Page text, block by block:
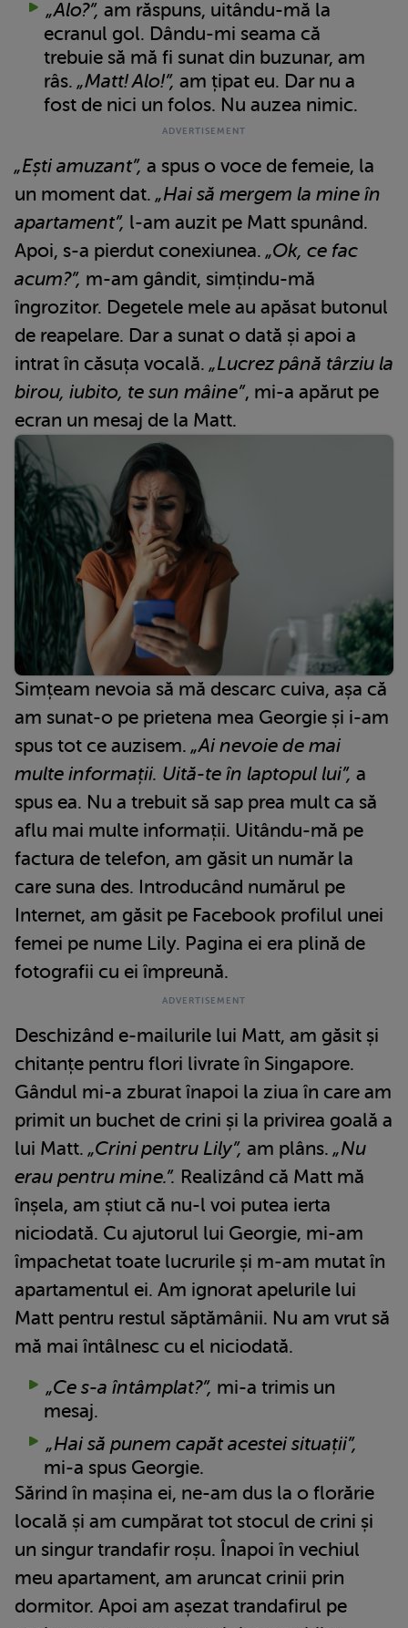
„Alo?”, am răspuns, uitându-mă la
ecranul gol. Dându-mi seama că
trebuie să mă fi sunat din buzunar, am
râs. „Matt! Alo!”, am țipat eu. Dar nu a
fost de nici un folos. Nu auzea nimic.
„Ești amuzant”, a spus o voce de femeie, la
un moment dat. „Hai să mergem la mine în
apartament”, l-am auzit pe Matt spunând.
Apoi, s-a pierdut conexiunea. „Ok, ce fac
acum?”, m-am gândit, simțindu-mă
îngrozitor. Degetele mele au apăsat butonul
de reapelare. Dar a sunat o dată și apoi a
intrat în căsuța vocală. „Lucrez până târziu la
birou, iubito, te sun mâine”, mi-a apărut pe
ecran un mesaj de la Matt.
Simțeam nevoia să mă descarc cuiva, așa că
am sunat-o pe prietena mea Georgie și i-am
spus tot ce auzisem. „Ai nevoie de mai
multe informații. Uită-te în laptopul lui”, a
spus ea. Nu a trebuit să sap prea mult ca să
aflu mai multe informații. Uitându-mă pe
factura de telefon, am găsit un număr la
care suna des. Introducând numărul pe
Internet, am găsit pe Facebook profilul unei
femei pe nume Lily. Pagina ei era plină de
fotografii cu ei împreună.
Deschizând e-mailurile lui Matt, am găsit și
chitanțe pentru flori livrate în Singapore.
Gândul mi-a zburat înapoi la ziua în care am
primit un buchet de crini și la privirea goală a
lui Matt. „Crini pentru Lily”, am plâns. „Nu
erau pentru mine.”. Realizând că Matt mă
înșela, am știut că nu-l voi putea ierta
niciodată. Cu ajutorul lui Georgie, mi-am
împachetat toate lucrurile și m-am mutat în
apartamentul ei. Am ignorat apelurile lui
Matt pentru restul săptămânii. Nu am vrut să
mă mai întâlnesc cu el niciodată.
„Ce s-a întâmplat?”, mi-a trimis un
mesaj.
„Hai să punem capăt acestei situații”,
mi-a spus Georgie.
Sărind în mașina ei, ne-am dus la o florărie
locală și am cumpărat tot stocul de crini și
un singur trandafir roșu. Înapoi în vechiul
meu apartament, am aruncat crinii prin
dormitor. Apoi am așezat trandafirul pe